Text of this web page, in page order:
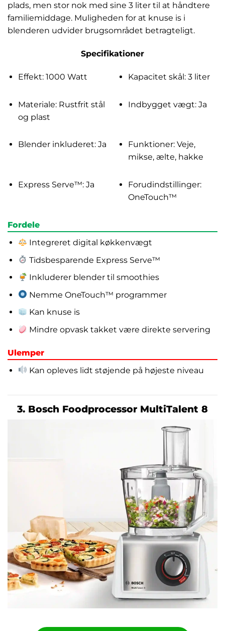
plads, men stor nok med sine 3 liter til at håndtere
familiemiddage. Muligheden for at knuse is i
blenderen udvider brugsområdet betragteligt.
Specifikationer
Effekt: 1000 Watt Kapacitet skål: 3 liter
Materiale: Rustfrit stål
og plast
Indbygget vægt: Ja
Blender inkluderet: Ja
Funktioner: Veje,
mikse, ælte, hakke
Express Serve™: Ja
Forudindstillinger:
OneTouch™
Fordele
Integreret digital køkkenvægt
Tidsbesparende Express Serve™
Inkluderer blender til smoothies
Nemme OneTouch™ programmer
Kan knuse is
Mindre opvask takket være direkte servering
Ulemper
Kan opleves lidt støjende på højeste niveau
3. Bosch Foodprocessor MultiTalent 8